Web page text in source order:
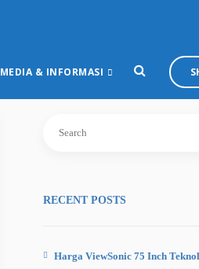
MEDIA & INFORMASI
RECENT POSTS
Harga ViewSonic 75 Inch